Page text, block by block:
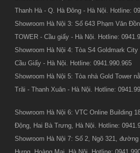
Thanh Hà - Q. Hà Đông - Hà Nội. Hotline:
Showroom Hà Nội 3: Số 643 Phạm Văn
TOWER - Cầu giấy - Hà Nội. Hotline:
Showroom Hà Nội 4: Tòa S4 Goldmark
Cầu Giấy - Hà Nội. Hotline: 0941.990.965
Showroom Hà Nội 5: Tòa nhà Gold Tower
Trãi - Thanh Xuân - Hà Nội. Hotline:
Showroom Hà Nội 6: VTC Online Building
Động, Hai Bà Trưng, Hà Nội. Hotline:
Showroom Hà Nội 7: Số 2, Ngõ 321,